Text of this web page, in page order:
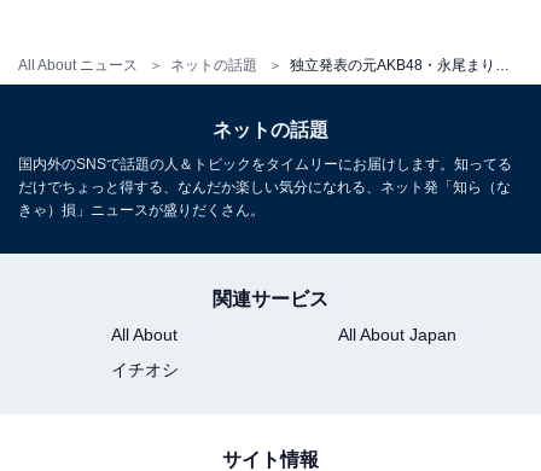
All About ニュース ネットの話題
ネットの話題
国内外のSNSで話題の人＆トピックをタイムリーにお届けします。知ってる
だけでちょっと得する、なんだか楽しい気分になれる、ネット発「知ら（な
きゃ）損」ニュースが盛りだくさん。
関連サービス
All About
All About Japan
イチオシ
サイト情報